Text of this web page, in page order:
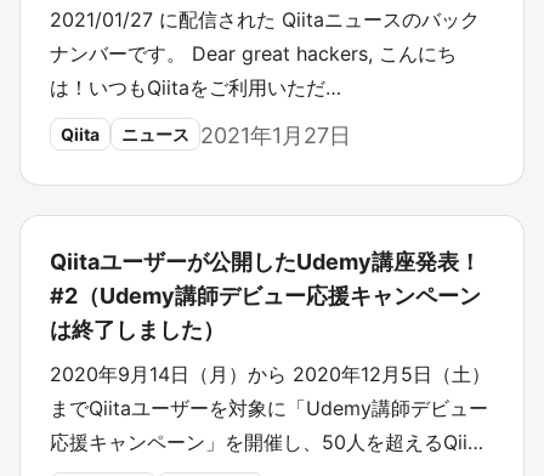
2021/01/27 に配信された Qiitaニュースのバック
ナンバーです。 Dear great hackers, こんにち
は！いつもQiitaをご利用いただ…
Qiita ニュース 2021年1月27日
Qiitaユーザーが公開したUdemy講座発表！
#2（Udemy講師デビュー応援キャンペーン
は終了しました）
2020年9月14日（月）から 2020年12月5日（土）
までQiitaユーザーを対象に「Udemy講師デビュー
応援キャンペーン」を開催し、50人を超えるQii…